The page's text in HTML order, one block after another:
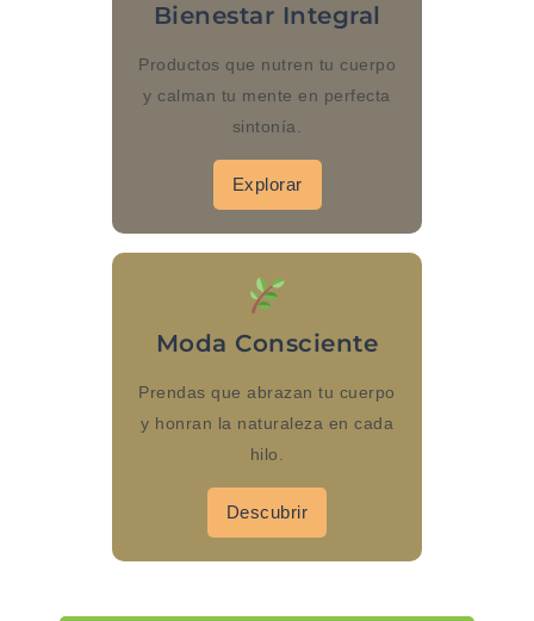
Bienestar Integral
Productos que nutren tu cuerpo
y calman tu mente en perfecta
sintonía.
Explorar
Moda Consciente
Prendas que abrazan tu cuerpo
y honran la naturaleza en cada
hilo.
Descubrir